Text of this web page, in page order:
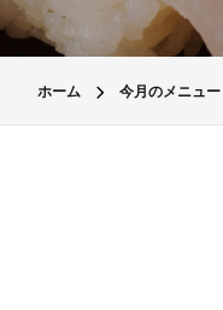
ホーム 今月のメニュー